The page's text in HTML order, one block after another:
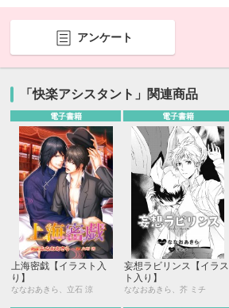
アンケート
「快楽アシスタント」関連商品
電子書籍
上海密戯【イラスト入
り】
ななおあきら、立石 涼
電子書籍
妄想ラビリンス【イラス
ト入り】
ななおあきら、芥 ミチ